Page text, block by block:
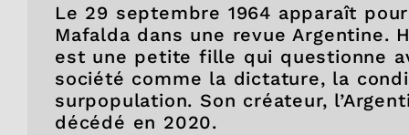
Le 29 septembre 1964 apparaît
Mafalda dans une revue Argentine.
est une petite fille qui questionne
société comme la dictature, la
surpopulation. Son créateur,
décédé en 2020.